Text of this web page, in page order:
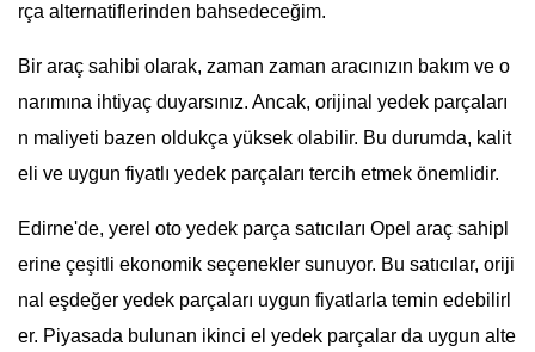
rça alternatiflerinden bahsedeceğim.
Bir araç sahibi olarak, zaman zaman aracınızın bakım ve o
narımına ihtiyaç duyarsınız. Ancak, orijinal yedek parçaları
n maliyeti bazen oldukça yüksek olabilir. Bu durumda, kalit
eli ve uygun fiyatlı yedek parçaları tercih etmek önemlidir.
Edirne'de, yerel oto yedek parça satıcıları Opel araç sahipl
erine çeşitli ekonomik seçenekler sunuyor. Bu satıcılar, oriji
nal eşdeğer yedek parçaları uygun fiyatlarla temin edebilirl
er. Piyasada bulunan ikinci el yedek parçalar da uygun alte